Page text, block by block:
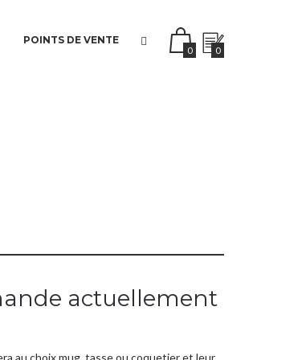
POINTS DE VENTE
0 0
actuellement
au choix mug, tasse ou coquetier et leur